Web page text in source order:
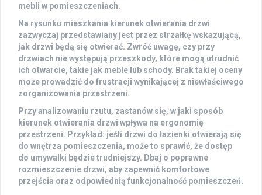
mebli w pomieszczeniach.
Na rysunku mieszkania kierunek otwierania drzwi
zazwyczaj przedstawiany jest przez strzałkę wskazującą,
jak drzwi będą się otwierać. Zwróć uwagę, czy przy
drzwiach nie występują przeszkody, które mogą utrudnić
ich otwarcie, takie jak meble lub schody. Brak takiej oceny
może prowadzić do frustracji wynikającej z niewłaściwego
zorganizowania przestrzeni.
Przy analizowaniu rzutu, zastanów się, w jaki sposób
kierunek otwierania drzwi wpływa na ergonomię
przestrzeni. Przykład: jeśli drzwi do łazienki otwierają się
do wnętrza pomieszczenia, może to sprawić, że dostęp
do umywalki będzie trudniejszy. Dbaj o poprawne
rozmieszczenie drzwi, aby zapewnić komfortowe
przejścia oraz odpowiednią funkcjonalność pomieszczeń.